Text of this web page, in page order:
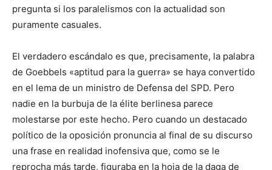
pregunta si los paralelismos con la actualidad son
puramente casuales.
El verdadero escándalo es que, precisamente, la palabra
de Goebbels «aptitud para la guerra» se haya convertido
en el lema de un ministro de Defensa del SPD. Pero
nadie en la burbuja de la élite berlinesa parece
molestarse por este hecho. Pero cuando un destacado
político de la oposición pronuncia al final de su discurso
una frase en realidad inofensiva que, como se le
reprocha más tarde, figuraba en la hoja de la daga de